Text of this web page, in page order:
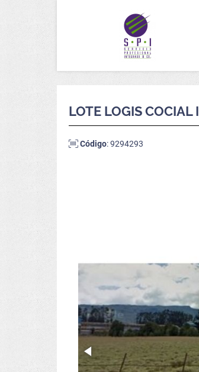
LOTE LOGIS
Código: 9294293